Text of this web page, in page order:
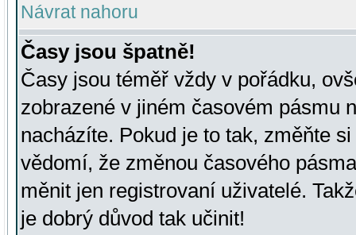
Návrat nahoru
Časy jsou špatně!
Časy jsou téměř vždy v pořádku,
zobrazené v jiném časovém pásmu
nacházíte. Pokud je to tak, změňte
vědomí, že změnou časového
měnit jen registrovaní uživatelé.
je dobrý důvod tak učinit!